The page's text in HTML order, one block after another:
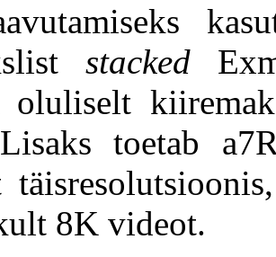
stacked
oluliselt
toetab
8K videot.